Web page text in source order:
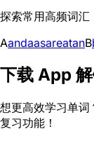
探索常用高频词汇
AandaasareatanB
下载 App
想更高效学习单
复习功能！